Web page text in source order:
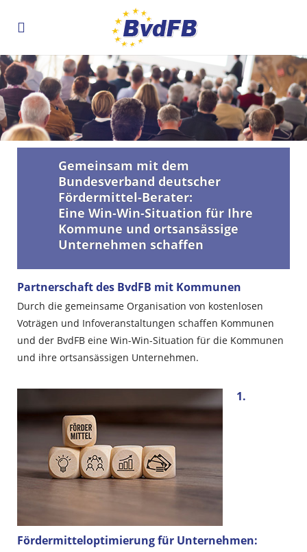
Gemeinsam mit dem
Bundesverband deutscher
Fördermittel-Berater:
Eine Win-Win-Situation für Ihre
Kommune und ortsansässige
Unternehmen schaffen
Partnerschaft des BvdFB mit Kommunen
Durch die gemeinsame Organisation von kostenlosen
Voträgen und Infoveranstaltungen schaffen Kommunen
und der BvdFB eine Win-Win-Situation für die Kommunen
und ihre ortsansässigen Unternehmen.
1.
Fördermitteloptimierung für Unternehmen: